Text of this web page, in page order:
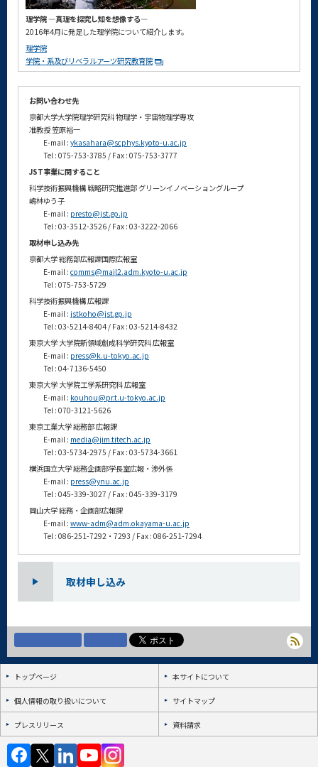
理学院 ―真理を探究し知を想像する―
2016年4月に発足した理学院について紹介します。
理学院
学院・系及びリベラルアーツ研究教育院
お問い合わせ先
京都大学大学院理学研究科 物理学・宇宙物理学専攻
准教授 笠原裕一
E-mail : ykasahara@scphys.kyoto-u.ac.jp
Tel : 075-753-3785 / Fax : 075-753-3777
JST事業に関すること
科学技術振興機構 戦略研究推進部 グリーンイノベーショングループ
嶋林ゆう子
E-mail : presto@jst.go.jp
Tel : 03-3512-3526 / Fax : 03-3222-2066
取材申し込み先
京都大学 総務部広報課国際広報室
E-mail : comms@mail2.adm.kyoto-u.ac.jp
Tel : 075-753-5729
科学技術振興機構 広報課
E-mail : jstkoho@jst.go.jp
Tel : 03-5214-8404 / Fax : 03-5214-8432
東京大学 大学院新領域創成科学研究科 広報室
E-mail : press@k.u-tokyo.ac.jp
Tel : 04-7136-5450
東京大学 大学院工学系研究科 広報室
E-mail : kouhou@pr.t.u-tokyo.ac.jp
Tel : 070-3121-5626
東京工業大学 総務部 広報課
E-mail : media@jim.titech.ac.jp
Tel : 03-5734-2975 / Fax : 03-5734-3661
横浜国立大学 総務企画部学長室広報・渉外係
E-mail : press@ynu.ac.jp
Tel : 045-339-3027 / Fax : 045-339-3179
岡山大学 総務・企画部広報課
E-mail : www-adm@adm.okayama-u.ac.jp
Tel : 086-251-7292・7293 / Fax : 086-251-7294
取材申し込み
トップページ 本サイトについて
個人情報の取り扱いについて サイトマップ
プレスリリース 資料請求